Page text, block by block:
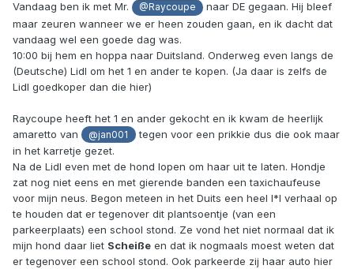
Vandaag ben ik met Mr. @Raycoupe
naar DE gegaan. Hij bleef
maar zeuren wanneer we er heen zouden gaan, en ik dacht dat
vandaag wel een goede dag was.
10:00 bij hem en hoppa naar Duitsland. Onderweg even langs de
(Deutsche) Lidl om het 1 en ander te kopen. (Ja daar is zelfs de
Lidl goedkoper dan die hier)
Raycoupe heeft het 1 en ander gekocht en ik kwam de heerlijk
amaretto van
@jan001
tegen voor een prikkie dus die ook maar
in het karretje gezet.
Na de Lidl even met de hond lopen om haar uit te laten. Hondje
zat nog niet eens en met gierende banden een taxichaufeuse
voor mijn neus. Begon meteen in het Duits een heel l*l verhaal op
te houden dat er tegenover dit plantsoentje (van een
parkeerplaats) een school stond. Ze vond het niet normaal dat ik
mijn hond daar liet Scheiße en dat ik nogmaals moest weten dat
er tegenover een school stond. Ook parkeerde zij haar auto hier